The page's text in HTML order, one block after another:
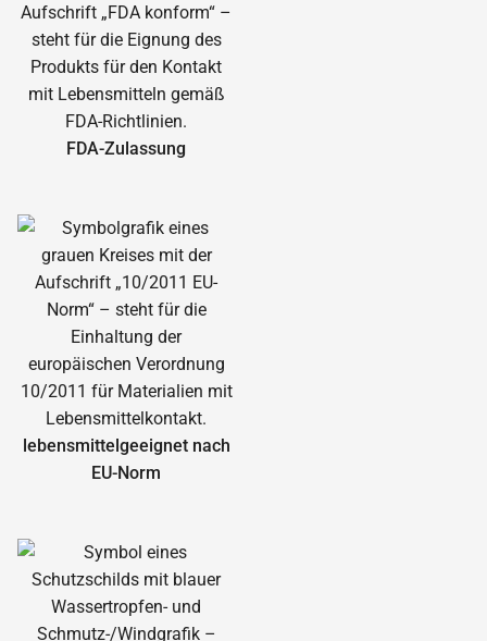
FDA-Zulassung
lebensmittelgeeignet nach
EU-Norm